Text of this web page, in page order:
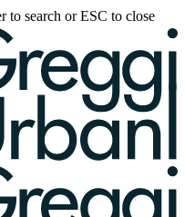
to search or ESC to close